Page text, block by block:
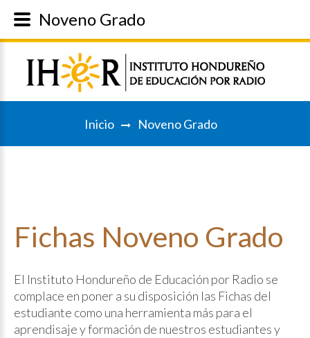
Inicio Noveno Grado
Fichas Noveno Grado
El Instituto Hondureño de Educación por Radio se
complace en poner a su disposición las Fichas del
estudiante como una herramienta más para el
aprendisaje y formación de nuestros estudiantes y
Noveno Grado